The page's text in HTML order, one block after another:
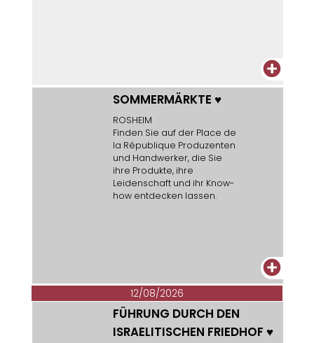
+
SOMMERMÄRKTE ♥
ROSHEIM
Finden Sie auf der Place de
la République Produzenten
und Handwerker, die Sie
ihre Produkte, ihre
Leidenschaft und ihr Know-
how entdecken lassen.
+
12/08/2026
FÜHRUNG DURCH DEN
ISRAELITISCHEN FRIEDHOF ♥